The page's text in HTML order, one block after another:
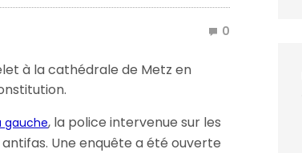
0
à la cathédrale de Metz en
gauche, la police intervenue sur les
Une enquête a été ouverte